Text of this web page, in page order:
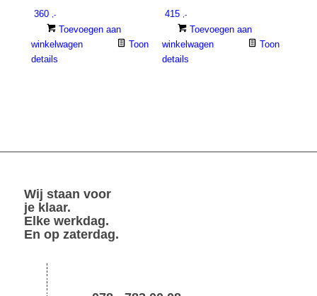
360 ,-
Toevoegen aan
winkelwagen
Toon
details
415 ,-
Toevoegen aan
winkelwagen
Toon
details
Wij staan voor
je klaar.
Elke werkdag.
En op zaterdag.